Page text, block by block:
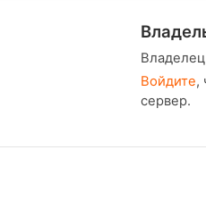
Войдите,
сервер.